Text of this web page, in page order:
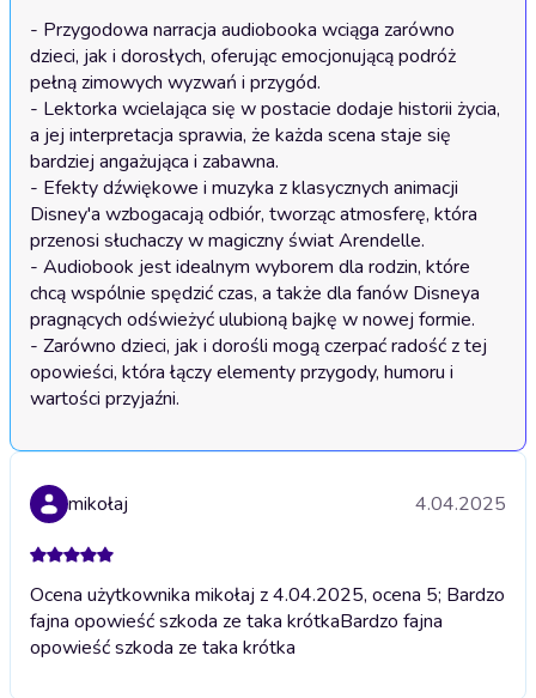
- Przygodowa narracja audiobooka wciąga zarówno
dzieci, jak i dorosłych, oferując emocjonującą podróż
pełną zimowych wyzwań i przygód.
- Lektorka wcielająca się w postacie dodaje historii życia,
a jej interpretacja sprawia, że każda scena staje się
bardziej angażująca i zabawna.
- Efekty dźwiękowe i muzyka z klasycznych animacji
Disney'a wzbogacają odbiór, tworząc atmosferę, która
przenosi słuchaczy w magiczny świat Arendelle.
- Audiobook jest idealnym wyborem dla rodzin, które
chcą wspólnie spędzić czas, a także dla fanów Disneya
pragnących odświeżyć ulubioną bajkę w nowej formie.
- Zarówno dzieci, jak i dorośli mogą czerpać radość z tej
opowieści, która łączy elementy przygody, humoru i
wartości przyjaźni.
mikołaj 4.04.2025
Ocena użytkownika mikołaj z 4.04.2025, ocena 5; Bardzo
fajna opowieść szkoda ze taka krótkaBardzo fajna
opowieść szkoda ze taka krótka